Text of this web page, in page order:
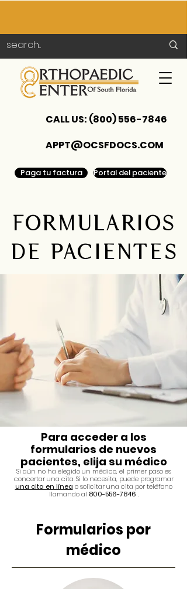
APPT@OCSFDOCS.COM
CALL US: (800) 556-7846
Paga tu factura Portal del paciente
Formularios
de pacientes
Para acceder a los
formularios de nuevos
pacientes, elija su médico
Si aún no ha elegido un médico, el primer paso es
concertar una cita. Si lo necesita, puede programar
una cita en línea o solicitar una cita por teléfono
llamando al 800-556-7846 .
Formularios por
médico